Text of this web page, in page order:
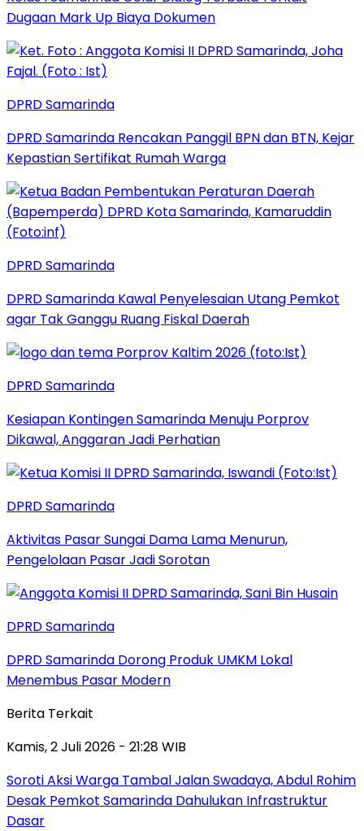
Dugaan Mark Up Biaya Dokumen
DPRD Samarinda
DPRD Samarinda Rencakan Panggil BPN dan BTN, Kejar
Kepastian Sertifikat Rumah Warga
DPRD Samarinda
DPRD Samarinda Kawal Penyelesaian Utang Pemkot
agar Tak Ganggu Ruang Fiskal Daerah
DPRD Samarinda
Kesiapan Kontingen Samarinda Menuju Porprov
Dikawal, Anggaran Jadi Perhatian
DPRD Samarinda
Aktivitas Pasar Sungai Dama Lama Menurun,
Pengelolaan Pasar Jadi Sorotan
DPRD Samarinda
DPRD Samarinda Dorong Produk UMKM Lokal
Menembus Pasar Modern
Berita Terkait
Kamis, 2 Juli 2026 - 21:28 WIB
Soroti Aksi Warga Tambal Jalan Swadaya, Abdul Rohim
Desak Pemkot Samarinda Dahulukan Infrastruktur
Dasar